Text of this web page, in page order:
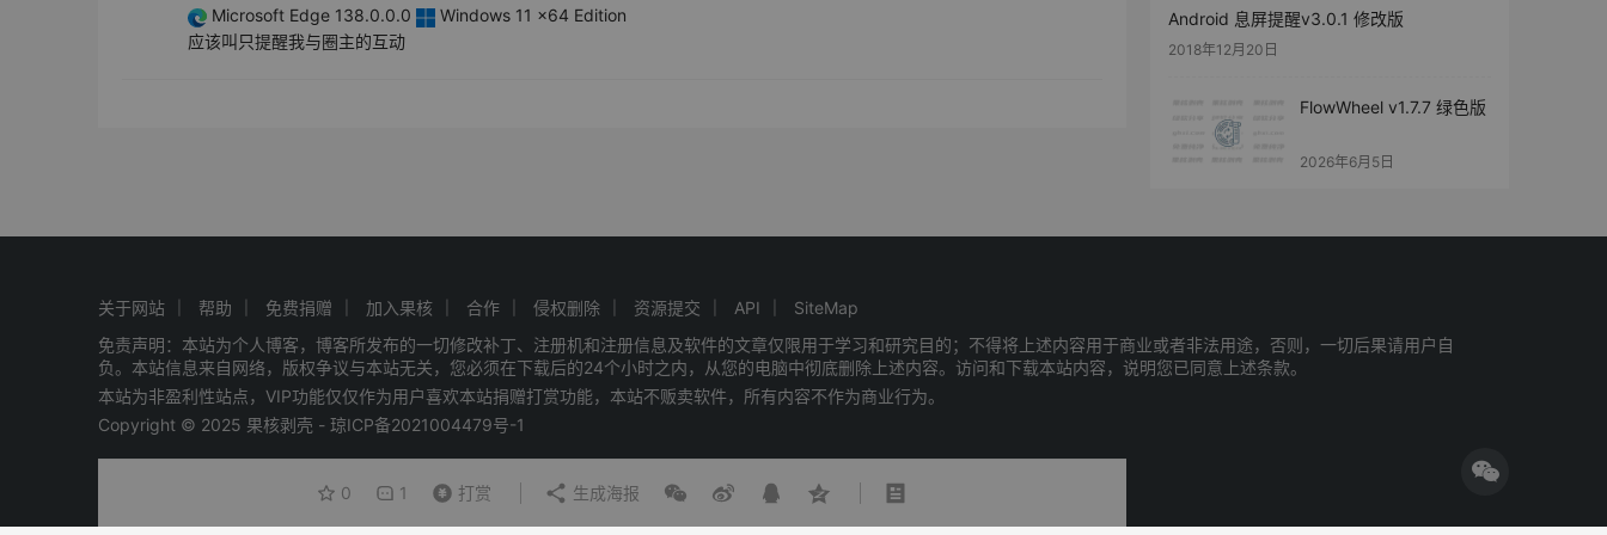
0 1 打赏 生成海报
Microsoft Edge 138.0.0.0
Windows 11 x64 Edition
应该叫只提醒我与圈主的互动
Android 息屏提醒v3.0.1 修改版
2018年12月20日
FlowWheel v1.7.7 绿色版
2026年6月5日
关于网站 帮助 免费捐赠 加入果核 合作 侵权删除 资源提交 API
SiteMap
免责声明：本站为个人博客，博客所发布的一切修改补丁、注册机和注册信息及软件的文章仅限用于学习和研究目的；不得将上述内容用于商业或者非法用途，否则，一切后果请用户自
负。本站信息来自网络，版权争议与本站无关，您必须在下载后的24个小时之内，从您的电脑中彻底删除上述内容。访问和下载本站内容，说明您已同意上述条款。
本站为非盈利性站点，VIP功能仅仅作为用户喜欢本站捐赠打赏功能，本站不贩卖软件，所有内容不作为商业行为。
Copyright © 2025 果核剥壳 - 琼ICP备2021004479号-1